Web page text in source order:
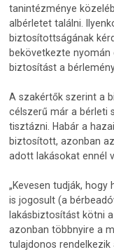
tanintézménye
albérletet találni.
biztosítottságának
bekövetkezte
biztosítást a
A szakértők szerint a
célszerű már a bérleti
tisztázni. Habár a
biztosított, azonban
adott lakásokat ennél
„Kevesen tudják,
is jogosult (a
lakásbiztosítást kötni
azonban többnyire a
tulajdonos